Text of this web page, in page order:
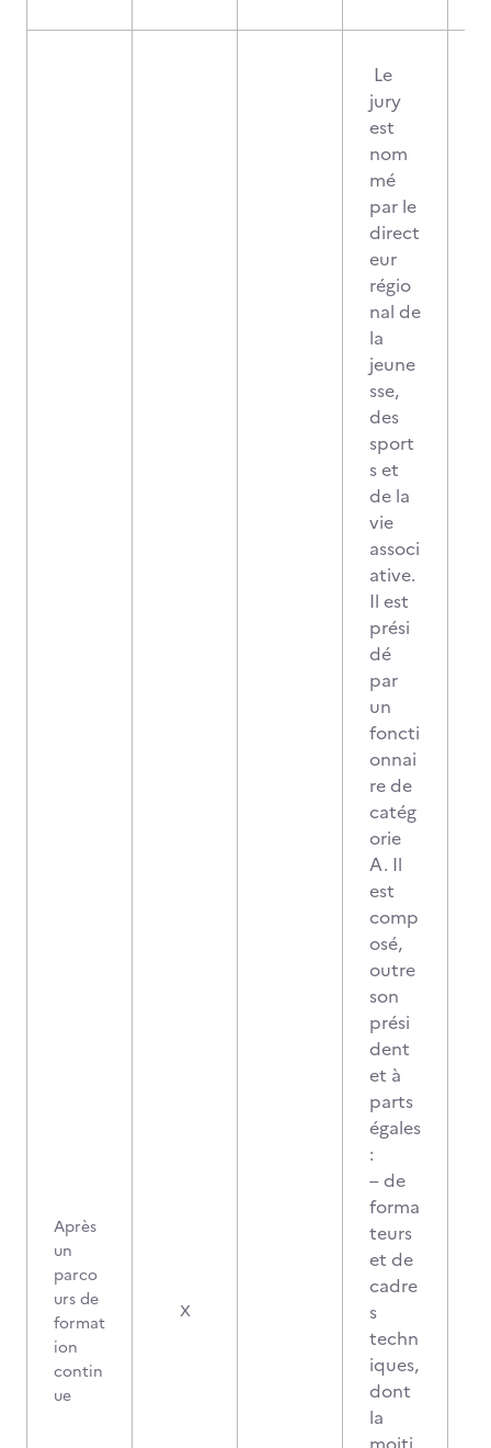
Après
un
parco
urs de
format
ion
contin
ue
X
Le
jury
est
nom
mé
par le
direct
eur
régio
nal de
la
jeune
sse,
des
sport
s et
de la
vie
associ
ative.
Il est
prési
dé
par
un
foncti
onnai
re de
catég
orie
A. Il
est
comp
osé,
outre
son
prési
dent
et à
parts
égales
:
– de
forma
teurs
et de
cadre
s
techn
iques,
dont
la